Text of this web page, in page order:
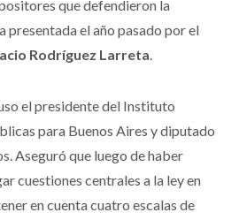
que defendieron la
presentada el año pasado por el
Rodríguez Larreta.
el presidente del Instituto
para Buenos Aires y diputado
Aseguró que luego de haber
cuestiones centrales a la ley en
en cuenta cuatro escalas de